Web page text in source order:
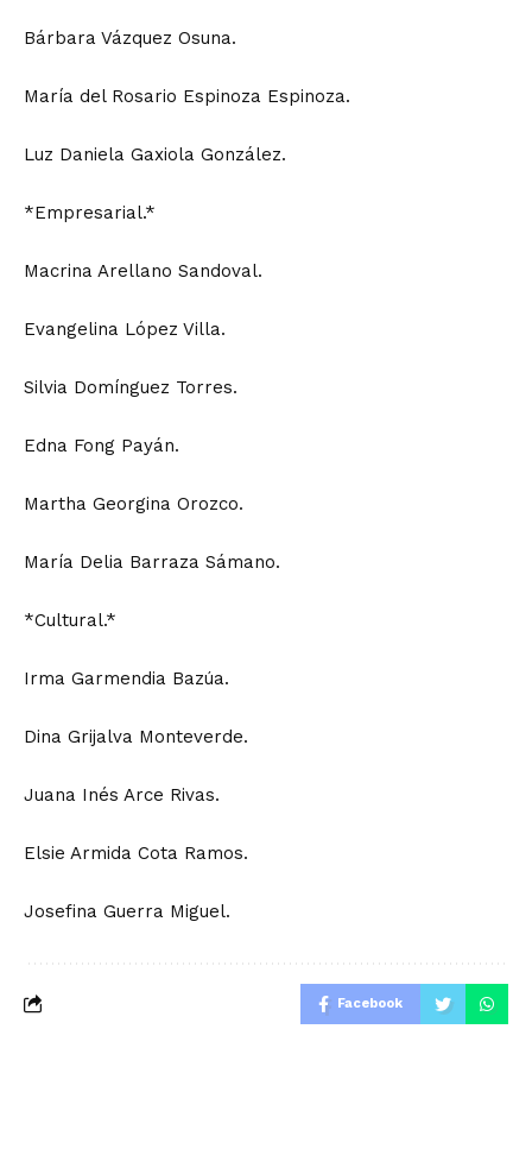
Bárbara Vázquez Osuna.
María del Rosario Espinoza Espinoza.
Luz Daniela Gaxiola González.
*Empresarial.*
Macrina Arellano Sandoval.
Evangelina López Villa.
Silvia Domínguez Torres.
Edna Fong Payán.
Martha Georgina Orozco.
María Delia Barraza Sámano.
*Cultural.*
Irma Garmendia Bazúa.
Dina Grijalva Monteverde.
Juana Inés Arce Rivas.
Elsie Armida Cota Ramos.
Josefina Guerra Miguel.
Facebook